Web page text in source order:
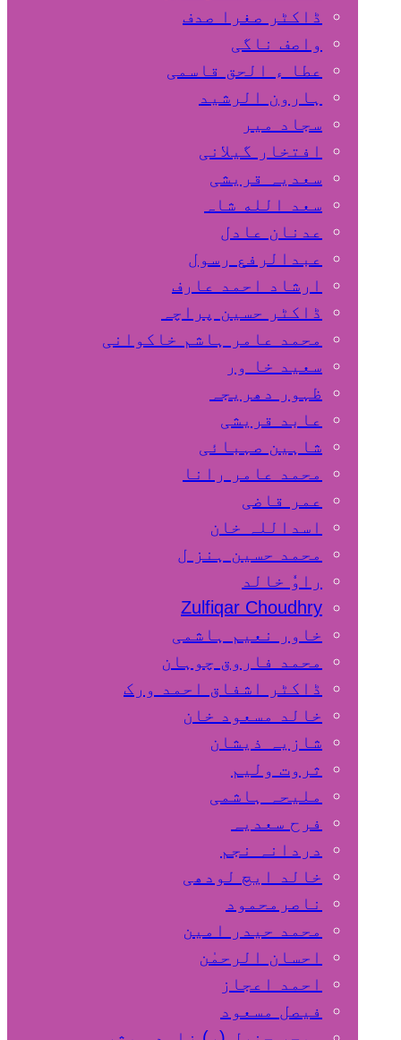
ڈاکٹر صغرا صدف
واصف ناگی
عطا ء الحق قاسمی
ہارون الرشید
سجاد میر
افتخار گیلانی
سعدیہ قریشی
سعد الله شاہ
عدنان عادل
عبدالرفع رسول
ارشاد احمد عارف
ڈاکٹر حسین پراچہ
محمد عامر ہاشم خاکوانی
سعید خا ور
ظہور دھریجہ
عابد قریشی
شاہین صہبائی
محمد عامر رانا
عمر قاضی
اسداللہ خان
محمد حسین ہنز ل
راوٗ خالد
Zulfiqar Choudhry
خاور نعیم ہاشمی
محمد فاروق چوہان
ڈاکٹر اشفاق احمد ورک
خالد مسعود خان
شازیہ ذیشان
ثروت ولیم
ملیحہ ہاشمی
فرح سعدیہ
دردانہ نجم
خالد ایچ لودھی
ناصرمحمود
محمد حیدر امین
احسان الرحمٰن
احمد اعجاز
فیصل مسعود